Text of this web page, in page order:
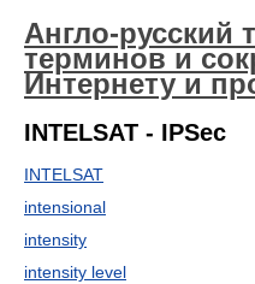
Англо-русский
терминов и
Интернету и
INTELSAT - IPSec
INTELSAT
intensional
intensity
intensity level